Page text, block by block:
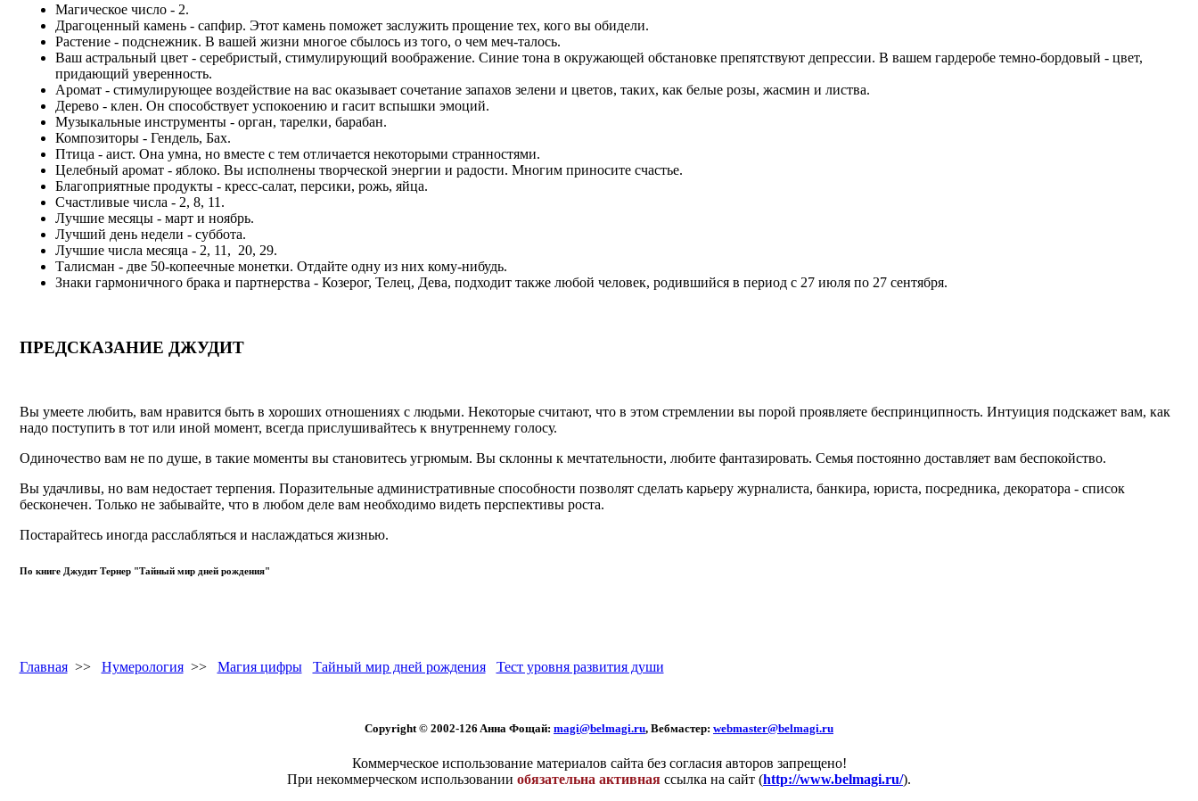
Магическое число - 2.
Драгоценный камень - сапфир. Этот камень поможет заслужить прощение тех, кого вы обидели.
Растение - подснежник. В вашей жизни многое сбылось из того, о чем меч-талось.
Ваш астральный цвет - серебристый, стимулирующий воображение. Синие тона в окружающей обстановке препятствуют депрессии. В вашем гардеробе темно-бордовый - цвет,
придающий уверенность.
Аромат - стимулирующее воздействие на вас оказывает сочетание запахов зелени и цветов, таких, как белые розы, жасмин и листва.
Дерево - клен. Он способствует успокоению и гасит вспышки эмоций.
Музыкальные инструменты - орган, тарелки, барабан.
Композиторы - Гендель, Бах.
Птица - аист. Она умна, но вместе с тем отличается некоторыми странностями.
Целебный аромат - яблоко. Вы исполнены творческой энергии и радости. Многим приносите счастье.
Благоприятные продукты - кресс-салат, персики, рожь, яйца.
Счастливые числа - 2, 8, 11.
Лучшие месяцы - март и ноябрь.
Лучший день недели - суббота.
Лучшие числа месяца - 2, 11, 20, 29.
Талисман - две 50-копеечные монетки. Отдайте одну из них кому-нибудь.
Знаки гармоничного брака и партнерства - Козерог, Телец, Дева, подходит также любой человек, родившийся в период с 27 июля по 27 сентября.
ПРЕДСКАЗАНИЕ ДЖУДИТ
Вы умеете любить, вам нравится быть в хороших отношениях с людьми. Некоторые считают, что в этом стремлении вы порой проявляете беспринципность. Интуиция подскажет вам, как
надо поступить в тот или иной момент, всегда прислушивайтесь к внутреннему голосу.
Одиночество вам не по душе, в такие моменты вы становитесь угрюмым. Вы склонны к мечтательности, любите фантазировать. Семья постоянно доставляет вам беспокойство.
Вы удачливы, но вам недостает терпения. Поразительные административные способности позволят сделать карьеру журналиста, банкира, юриста, посредника, декоратора - список
бесконечен. Только не забывайте, что в любом деле вам необходимо видеть перспективы роста.
Постарайтесь иногда расслабляться и наслаждаться жизнью.
По книге Джудит Тернер "Тайный мир дней рождения"
Главная>> Нумерология>> Магия цифры Тайный мир дней рождения Тест уровня развития души
Copyright © 2002-126 Aннa Фoщaй: magi@belmagi.ru, Вебмастер: webmaster@belmagi.ru
Коммерческое использование материалов сайта без согласия авторов запрещено!
При некоммерческом использовании обязательна активная ссылка на сайт (http://www.belmagi.ru/).